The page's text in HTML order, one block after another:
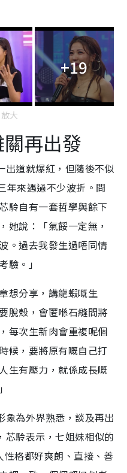
+19
大
再出發
出道就爆紅，但隨後不似
年來遇過不少波折。問
駖自有一套哲學與餘下
她說：「氣餒一定無，
。過去我發生過唔同情
驗。」
想分享，講龍蝦嘅生
脫殼，會匿喺石縫間將
每次生新肉會重複呢個
候，要將原有嘅自己打
生有壓力，就係成長嘅
象為外界熟悉，談及再出
芯駖表示，七姐妹相似的
格都好爽朗、直接、善